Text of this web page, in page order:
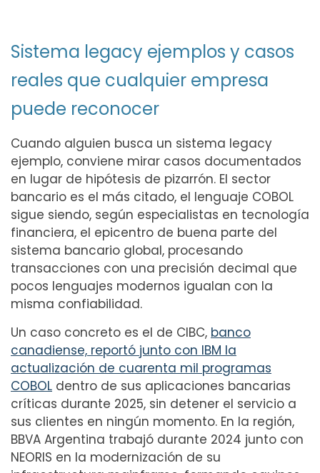
Sistema legacy ejemplos y casos
reales que cualquier empresa
puede reconocer
Cuando alguien busca un sistema legacy
ejemplo, conviene mirar casos documentados
en lugar de hipótesis de pizarrón. El sector
bancario es el más citado, el lenguaje COBOL
sigue siendo, según especialistas en tecnología
financiera, el epicentro de buena parte del
sistema bancario global, procesando
transacciones con una precisión decimal que
pocos lenguajes modernos igualan con la
misma confiabilidad.
Un caso concreto es el de CIBC, banco
canadiense, reportó junto con IBM la
actualización de cuarenta mil programas
COBOL dentro de sus aplicaciones bancarias
críticas durante 2025, sin detener el servicio a
sus clientes en ningún momento. En la región,
BBVA Argentina trabajó durante 2024 junto con
NEORIS en la modernización de su